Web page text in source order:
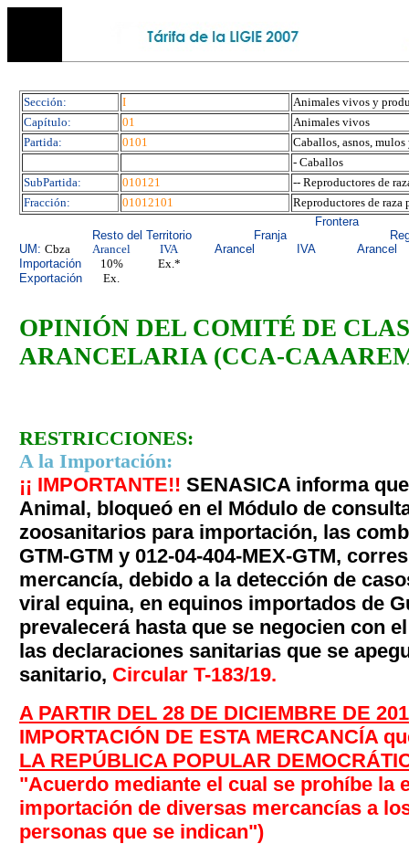
Sección: I
Animales vivos y
Capítulo:
01
Animales vivos
Partida:
0101
Caballos, asnos,
- Caballos
SubPartida:
010121
-- Reproductores de
Fracción:
01012101
Reproductores de raza
Frontera
Resto del Territorio
Franja
UM: Cbza Arancel IVA Arancel IVA
Arancel
Importación
10%
Ex.*
Exportación
Ex.
OPINIÓN DEL COMITÉ DE
ARANCELARIA (CCA-
RESTRICCIONES:
A la Importación:
¡¡ IMPORTANTE!! SENASICA informa
Animal, bloqueó en el Módulo de
zoosanitarios para importación, las
GTM-GTM y 012-04-404-MEX-GTM,
mercancía, debido a la detección de
viral equina, en equinos importados de
prevalecerá hasta que se negocien con
las declaraciones sanitarias que se
sanitario, Circular T-183/19.
A PARTIR DEL 28 DE DICIEMBRE DE
IMPORTACIÓN DE ESTA MERCANCÍA
LA REPÚBLICA POPULAR
"Acuerdo mediante el cual se prohíbe la
importación de diversas mercancías a
personas que se indican")